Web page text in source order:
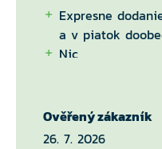
Expresne
a v piatok
Nic
Ověřený zákazník
26. 7. 2026